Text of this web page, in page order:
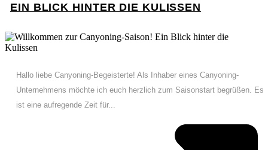
EIN BLICK HINTER DIE KULISSEN
Hallo liebe Canyoning-Begeisterte! Als Inhaber eines Canyoning-
Unternehmens möchte ich euch herzlich zum Saisonstart begrüßen. Es
ist eine aufregende Zeit für...